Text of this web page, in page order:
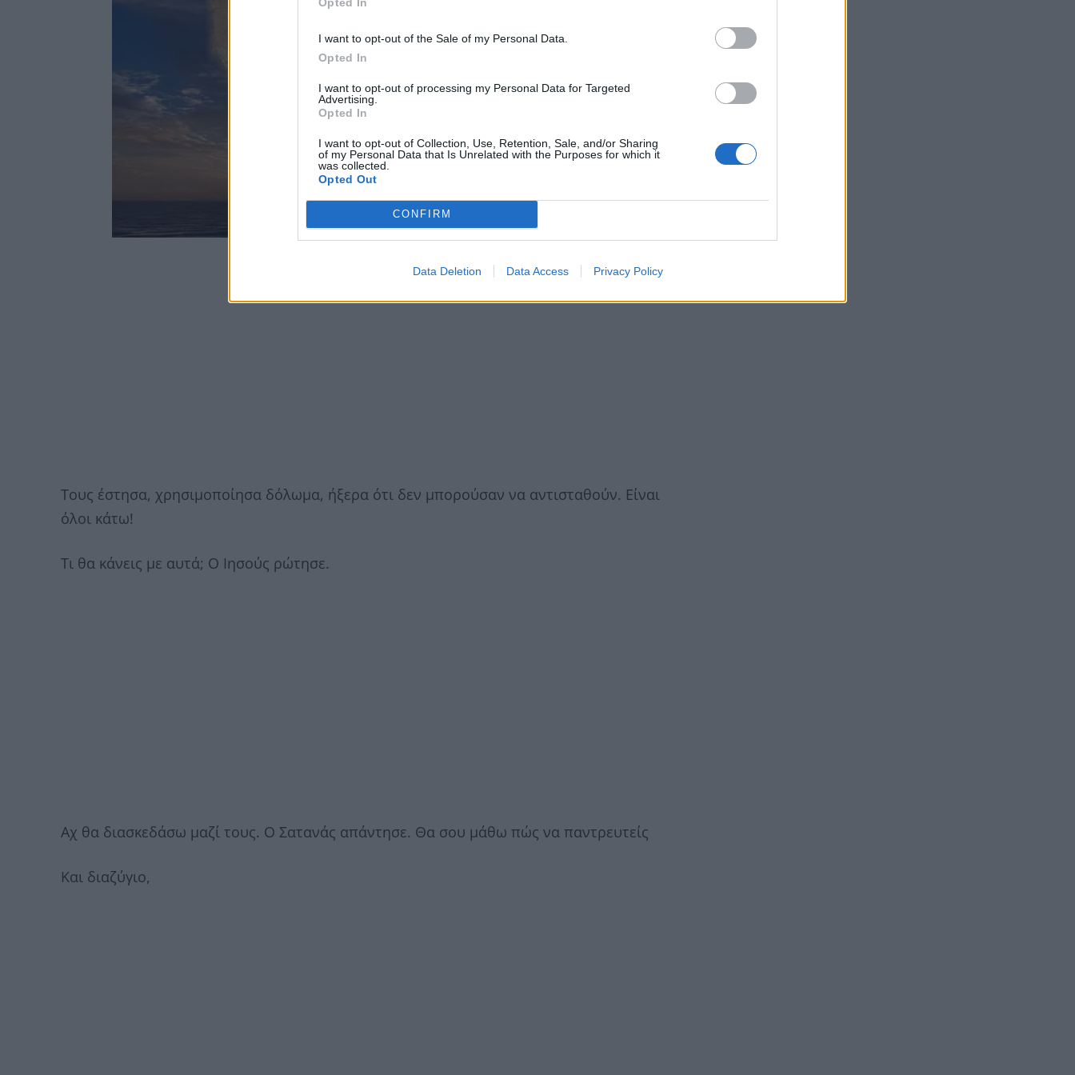
I want to opt-out of the Sale of my Personal Data.
Opted In
I want to opt-out of processing my Personal Data for Targeted
Advertising.
Opted In
I want to opt-out of Collection, Use, Retention, Sale, and/or Sharing
of my Personal Data that Is Unrelated with the Purposes for which it
was collected.
Opted Out
CONFIRM
Data Deletion Data Access Privacy Policy
Τους έστησα, χρησιμοποίησα δόλωμα, ήξερα ότι δεν μπορούσαν να αντισταθούν. Είναι
όλοι κάτω!
Τι θα κάνεις με αυτά; Ο Ιησούς ρώτησε.
Αχ θα διασκεδάσω μαζί τους. Ο Σατανάς απάντησε. Θα σου μάθω πώς να παντρευτείς
Και διαζύγιο,